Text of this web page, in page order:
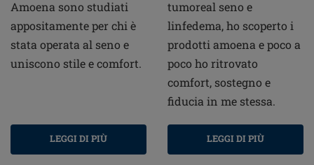
Amoena sono studiati
appositamente per chi è
stata operata al seno e
uniscono stile e comfort.
LEGGI DI PIÙ
tumoreal seno e
linfedema, ho scoperto i
prodotti amoena e poco a
poco ho ritrovato
comfort, sostegno e
fiducia in me stessa.
LEGGI DI PIÙ